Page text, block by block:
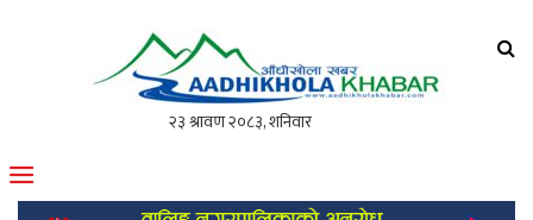
मोफसलकै लोकप्रिय अनलाइन पत्रिका